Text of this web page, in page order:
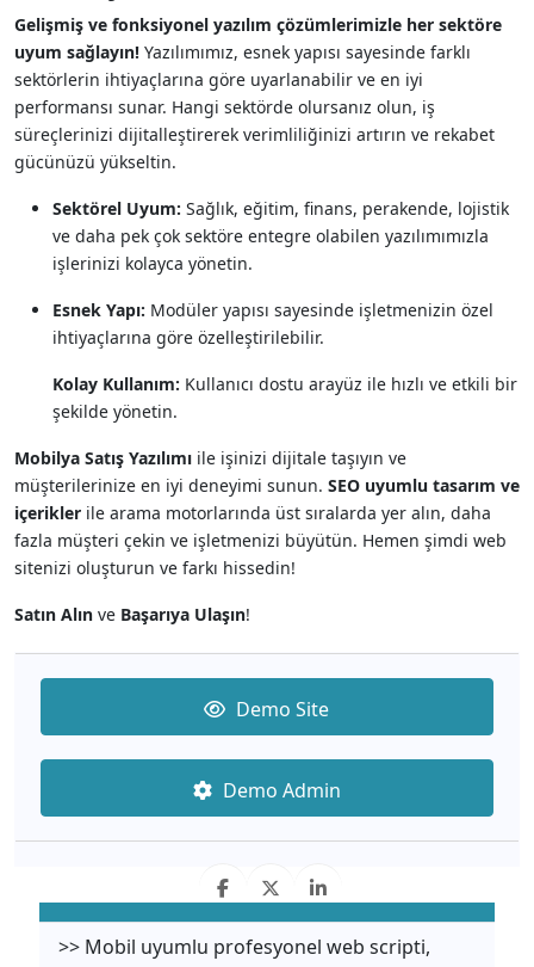
Gelişmiş ve fonksiyonel yazılım çözümlerimizle her sektöre
uyum sağlayın! Yazılımımız, esnek yapısı sayesinde farklı
sektörlerin ihtiyaçlarına göre uyarlanabilir ve en iyi
performansı sunar. Hangi sektörde olursanız olun, iş
süreçlerinizi dijitalleştirerek verimliliğinizi artırın ve rekabet
gücünüzü yükseltin.
Sektörel Uyum: Sağlık, eğitim, finans, perakende, lojistik
ve daha pek çok sektöre entegre olabilen yazılımımızla
işlerinizi kolayca yönetin.
Esnek Yapı: Modüler yapısı sayesinde işletmenizin özel
ihtiyaçlarına göre özelleştirilebilir.
Kolay Kullanım: Kullanıcı dostu arayüz ile hızlı ve etkili bir
şekilde yönetin.
Mobilya Satış Yazılımı ile işinizi dijitale taşıyın ve
müşterilerinize en iyi deneyimi sunun. SEO uyumlu tasarım ve
içerikler ile arama motorlarında üst sıralarda yer alın, daha
fazla müşteri çekin ve işletmenizi büyütün. Hemen şimdi web
sitenizi oluşturun ve farkı hissedin!
Satın Alın ve Başarıya Ulaşın!
Demo Site
Demo Admin
>> Mobil uyumlu profesyonel web scripti,